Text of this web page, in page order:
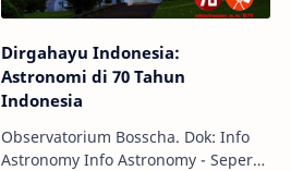
Dirgahayu Indonesia:
Astronomi di 70 Tahun
Indonesia
Observatorium Bosscha. Dok: Info
Astronomy Info Astronomy - Seperti